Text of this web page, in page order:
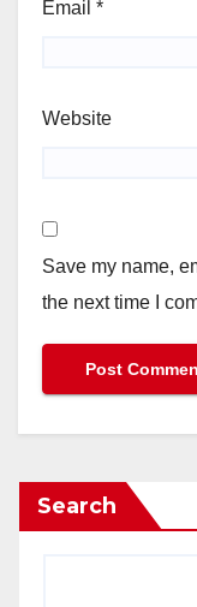
Email *
Website
Save my name,
the next time I
Search